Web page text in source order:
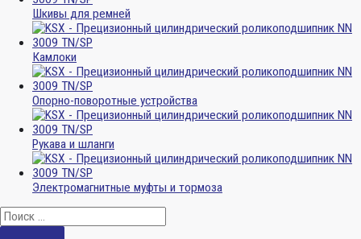
Шкивы для ремней
Камлоки
Опорно-поворотные устройства
Рукава и шланги
Электромагнитные муфты и тормоза